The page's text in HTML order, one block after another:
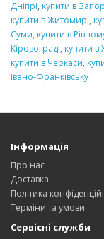
Дніпрі, купити в
купити в Житомирі,
Суми, купити в
Кіровограді, купити в
купити в Черкаси,
Івано-Франківську
Інформація
Про нас
Доставка
Політика
Терміни та умови
Сервісні служби